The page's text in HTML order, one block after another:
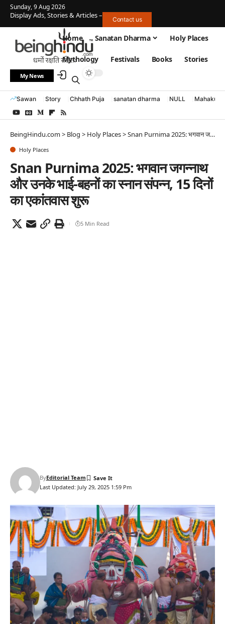
Sunday, 9 Aug 2026
Display Ads, Stories & Articles – Contact us
Home Sanatan Dharma Holy Places
Mythology Festivals Books Stories
My News
Sawan Story Chhath Puja sanatan dharma NULL
BeingHindu.com> Blog > Holy Places>Snan Purnima 2025: भगवान जगन्नाथ और उनके भाई-बहनों का स्नान संपन्न, 15 दिनों का एकांतवास शुरू
Holy Places
Snan Purnima 2025: भगवान जगन्नाथ
और उनके भाई-बहनों का स्नान संपन्न, 15 दिनों
का एकांतवास शुरू
Last Updated: July 29, 2025 1:59 Pm
ByEditorial Team
5 Min Read